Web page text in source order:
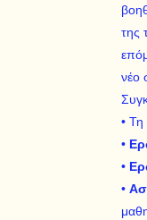
της
νέο
• Τη
•
•
•